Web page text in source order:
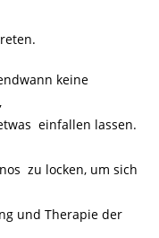
keine
einfallen lassen.
zu locken, um sich
und Therapie der